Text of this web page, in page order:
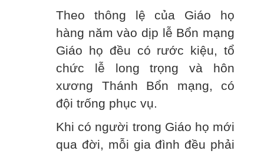
Theo thông lệ của Giáo họ
hàng năm vào dịp lễ Bổn mạng
Giáo họ đều có rước kiệu, tổ
chức lễ long trọng và hôn
xương Thánh Bổn mạng, có
đội trống phục vụ.
Khi có người trong Giáo họ mới
qua đời, mỗi gia đình đều phải